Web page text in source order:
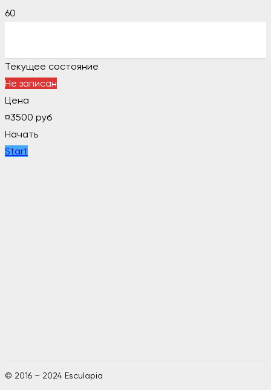
Текущее состояние
Не записан
Цена
¤3500 руб
Начать
Start
© 2016 – 2024 Esculapia